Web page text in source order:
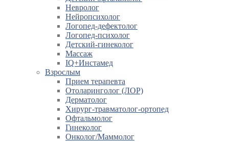
Невролог
Нейропсихолог
Логопед-дефектолог
Логопед-психолог
Детский-гинеколог
Массаж
IQ+Инстамед
Взрослым
Прием терапевта
Отоларинголог (ЛОР)
Дерматолог
Хирург-травматолог-ортопед
Офтальмолог
Гинеколог
Онколог/Маммолог